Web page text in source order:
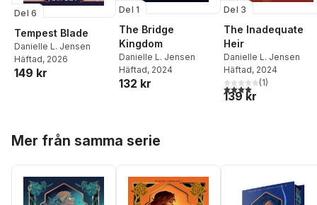
Del 6
Tempest Blade
Danielle L. Jensen
Häftad, 2026
149 kr
Del 1
The Bridge
Kingdom
Danielle L. Jensen
Häftad, 2024
132 kr
Del 3
The Inadequate
Heir
Danielle L. Jensen
Häftad, 2024
4,0utav 5 stjärnor.
(1)
139 kr
Mer från samma serie